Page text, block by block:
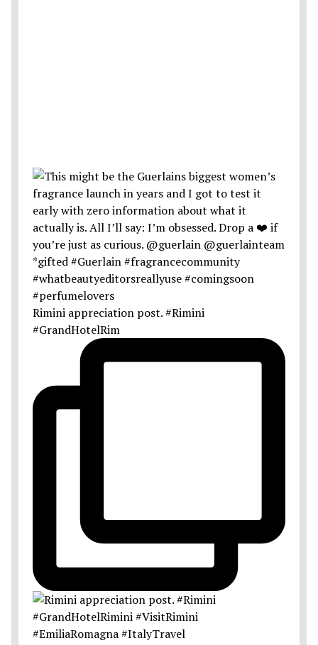
Rimini appreciation post. #Rimini
#GrandHotelRim